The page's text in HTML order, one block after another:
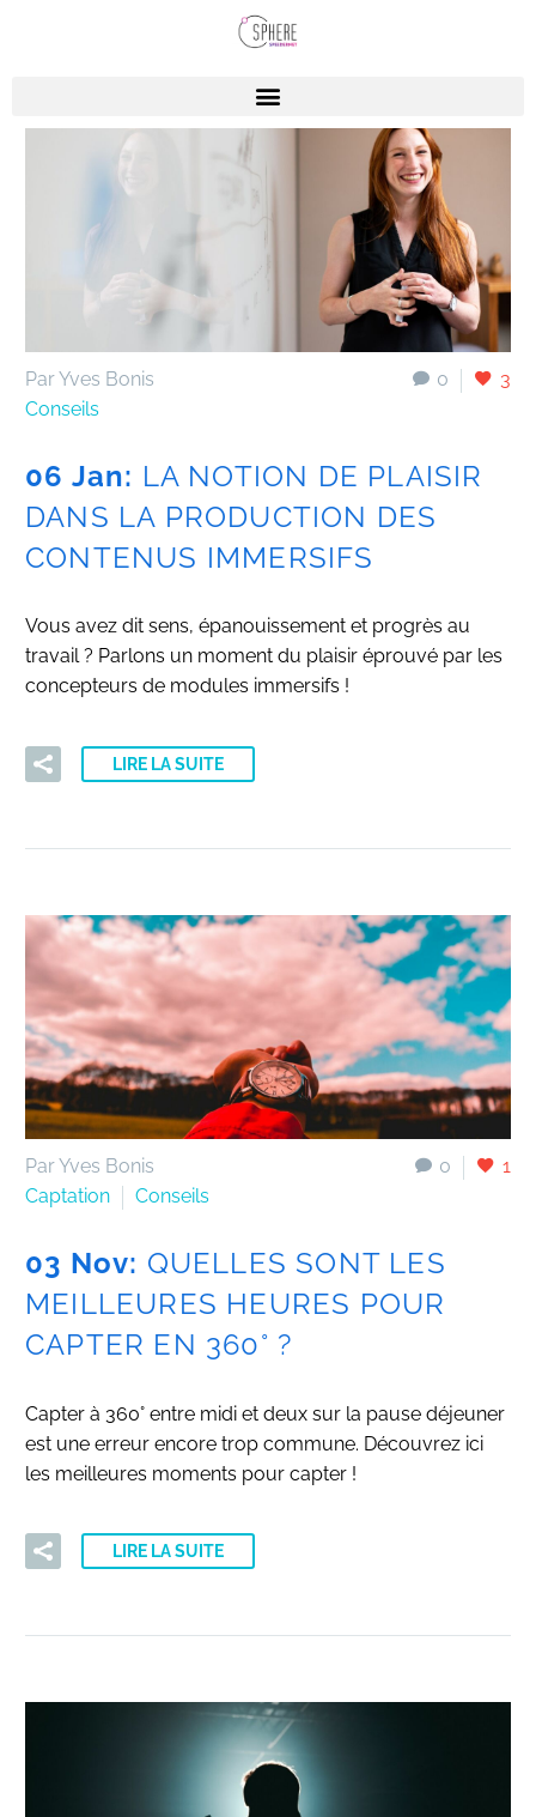
0 3
Par Yves Bonis
Conseils
06 Jan: LA NOTION DE PLAISIR
DANS LA PRODUCTION DES
CONTENUS IMMERSIFS
Vous avez dit sens, épanouissement et progrès au
travail ? Parlons un moment du plaisir éprouvé par les
concepteurs de modules immersifs !
LIRE LA SUITE
0 1
Par Yves Bonis
Captation
Conseils
03 Nov: QUELLES SONT LES
MEILLEURES HEURES POUR
CAPTER EN 360° ?
Capter à 360° entre midi et deux sur la pause déjeuner
est une erreur encore trop commune. Découvrez ici
les meilleures moments pour capter !
LIRE LA SUITE